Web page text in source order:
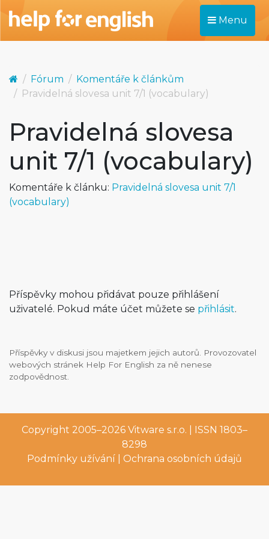
Menu
Fórum
Komentáře k článkům
Pravidelná slovesa unit 7/1 (vocabulary)
Pravidelná slovesa
unit 7/1 (vocabulary)
Komentáře k článku: Pravidelná slovesa unit 7/1
(vocabulary)
Příspěvky mohou přidávat pouze přihlášení
uživatelé. Pokud máte účet můžete se přihlásit.
Příspěvky v diskusi jsou majetkem jejich autorů. Provozovatel
webových stránek Help For English za ně nenese
zodpovědnost.
Copyright 2005–2026 Vitware s.r.o. | ISSN 1803–
8298
Podmínky užívání
Ochrana osobních údajů